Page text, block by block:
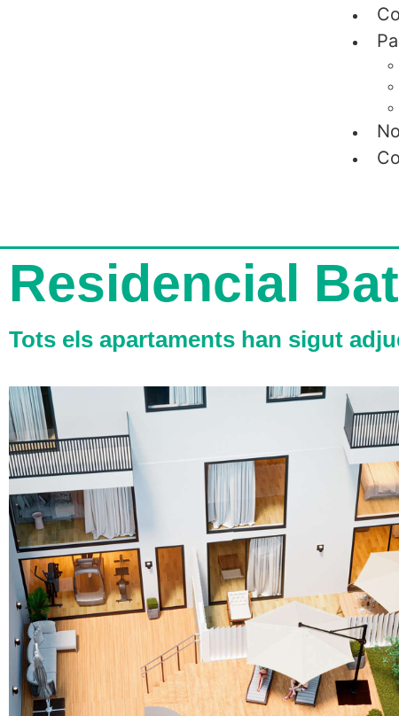
Residencial
Tots els apartaments han sigut